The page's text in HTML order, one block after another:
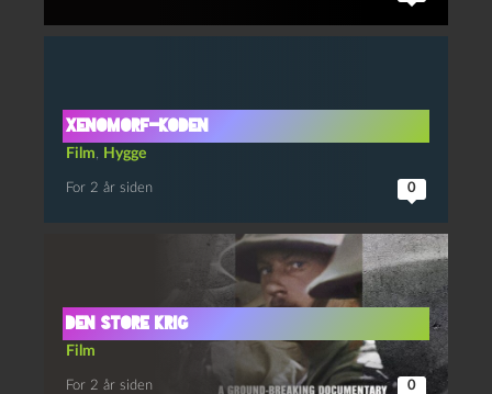
Xenomorf-koden
Film Hygge
For 2 år siden 0
Den store krig
Film
For 2 år siden 0